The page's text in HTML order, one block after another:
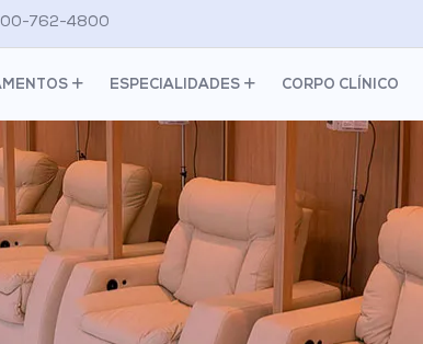
762-4800
ESPECIALIDADES CORPO CLÍNICO